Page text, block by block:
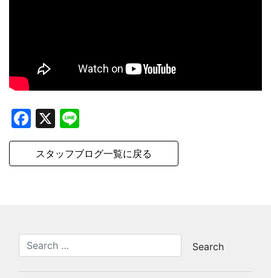
Facebook
X
スタッフブログ一覧に戻る